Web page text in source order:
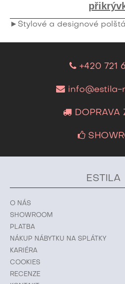
►Stylové a designové
+420 721
info@estila-
DOPRAVA
ESTILA
O NÁS
SHOWROOM
PLATBA
NÁKUP NÁBYTKU NA SPLÁTKY
KARIÉRA
COOKIES
RECENZE